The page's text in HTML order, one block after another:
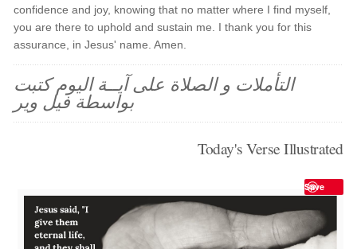
confidence and joy, knowing that no matter where I find myself,
you are there to uphold and sustain me. I thank you for this
assurance, in Jesus' name. Amen.
التأملات و الصلاة على آيــة اليوم كتبت
بواسطة فيل وير
Today's Verse Illustrated
Save